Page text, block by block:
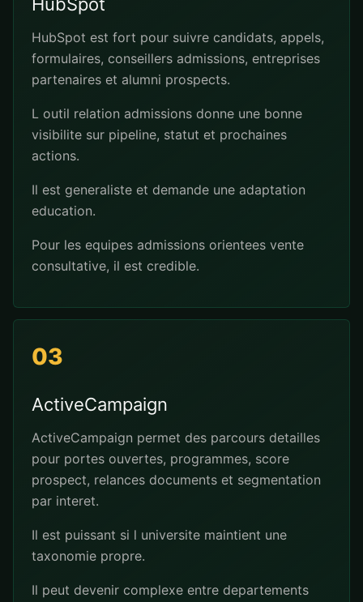
HubSpot est fort pour suivre candidats, appels,
formulaires, conseillers admissions, entreprises
partenaires et alumni prospects.
L outil relation admissions donne une bonne
visibilite sur pipeline, statut et prochaines
actions.
Il est generaliste et demande une adaptation
education.
Pour les equipes admissions orientees vente
consultative, il est credible.
03
ActiveCampaign
ActiveCampaign permet des parcours detailles
pour portes ouvertes, programmes, score
prospect, relances documents et segmentation
par interet.
Il est puissant si l universite maintient une
taxonomie propre.
Il peut devenir complexe entre departements